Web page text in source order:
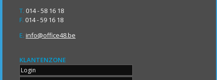
T. 014 - 58 16 18
F. 014 - 59 16 18
E. info@office48.be
KLANTENZONE